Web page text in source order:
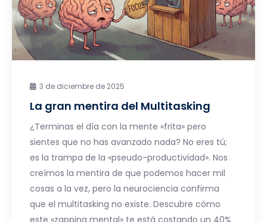
3 de diciembre de 2025
La gran mentira del Multitasking
¿Terminas el día con la mente «frita» pero
sientes que no has avanzado nada? No eres tú;
es la trampa de la «pseudo-productividad». Nos
creímos la mentira de que podemos hacer mil
cosas a la vez, pero la neurociencia confirma
que el multitasking no existe. Descubre cómo
este «zapping mental» te está costando un 40%